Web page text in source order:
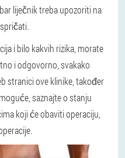
liječnik treba upozoriti na
i bilo kakvih rizika, morate
i odgovorno, svakako
stranici ove klinike, također
saznajte o stanju
koji će obaviti operaciju,